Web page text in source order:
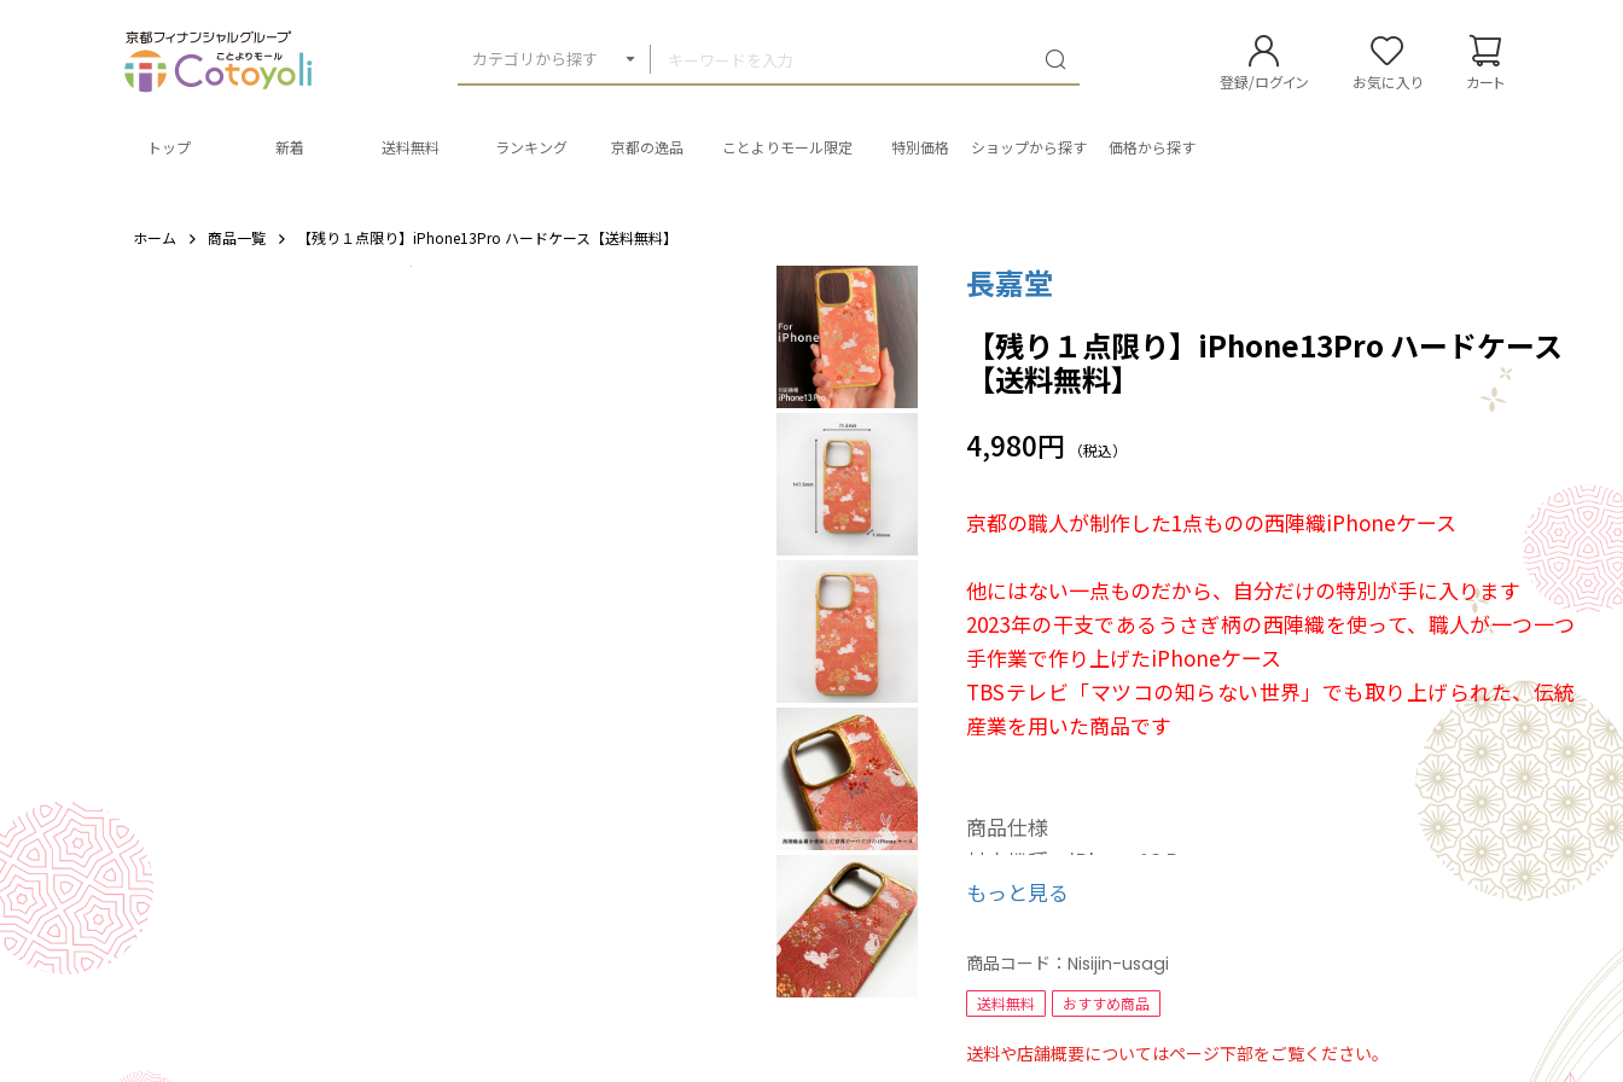
カテゴリから探す
登録/ログイン お気に入り カート
トップ 新着 送料無料 ランキング 京都の逸品 ことよりモール限定 特別価格 ショップから探す 価格から探す
ホーム 商品一覧 【残り１点限り】iPhone13Pro ハードケース【送料無料】
長嘉堂
【残り１点限り】iPhone13Pro ハードケース
【送料無料】
4,980円 （税込）
京都の職人が制作した1点ものの西陣織iPhoneケース
他にはない一点ものだから、自分だけの特別が手に入ります
2023年の干支であるうさぎ柄の西陣織を使って、職人が一つ一つ
手作業で作り上げたiPhoneケース
TBSテレビ「マツコの知らない世界」でも取り上げられた、伝統
産業を用いた商品です
商品仕様
対応機種：iPhone13 Pro
材質：西陣織金襴、帯裂地、中金箔、ポリカ―ポネイト
カラー：ピンク
※こちらの商品は追跡番号なし・発送から到着まで最長3日程度で
の発送となります。（土日祝・大型連休除く）
もっと見る
商品コード：Nisijin-usagi
送料無料 おすすめ商品
送料や店舗概要についてはページ下部をご覧ください。